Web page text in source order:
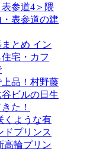
参道4＞隈
表参道の建
とめ イン
宅・カフ
品！村野藤
ビルの日生
た！
くような有
ドプリンス
高輪プリン